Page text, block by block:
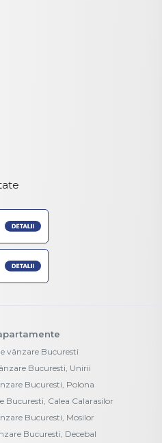
vânzare Bucuresti
Bucuresti, Unirii
Bucuresti, Polona
Bucuresti, Calea Calarasilor
Bucuresti, Mosilor
Bucuresti, Decebal